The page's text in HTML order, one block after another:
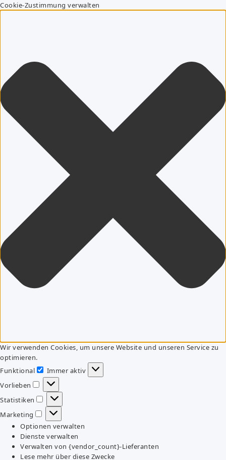
Cookie-Zustimmung verwalten
Wir verwenden Cookies, um unsere Website und unseren Service zu
optimieren.
Funktional
Funktional
Immer aktiv
Vorlieben
Vorlieben
Statistiken
Statistiken
Marketing
Marketing
Optionen verwalten
Dienste verwalten
Verwalten von {vendor_count}-Lieferanten
Lese mehr über diese Zwecke